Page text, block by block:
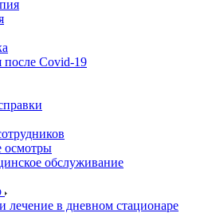
после Covid-19
осмотры
обслуживание
лечение в дневном стационаре